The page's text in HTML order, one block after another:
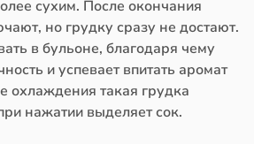
сухим. После окончания
но грудку сразу не достают.
в бульоне, благодаря чему
и успевает впитать аромат
охлаждения такая грудка
нажатии выделяет сок.